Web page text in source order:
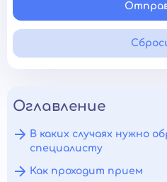
Оглавление
В каких случаях нужно
специалисту
Как проходит прием